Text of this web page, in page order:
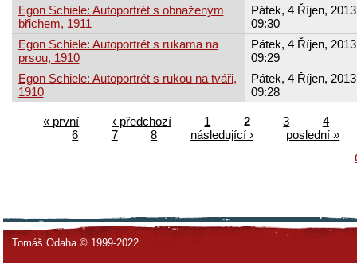
Egon Schiele: Autoportrét s obnaženým
břichem, 1911
Pátek, 4 Říjen,
09:30
Egon Schiele: Autoportrét s rukama na
prsou, 1910
Pátek, 4 Říjen,
09:29
Egon Schiele: Autoportrét s rukou na tváři,
1910
Pátek, 4 Říjen,
09:28
« první ‹ předchozí 1 2 3
4
6
7 8 následující ›
poslední »
Tomáš Odaha © 1999-2022